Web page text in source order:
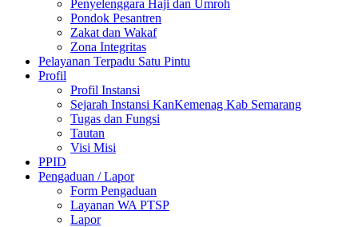
Penyelenggara Haji dan Umroh
Pondok Pesantren
Zakat dan Wakaf
Zona Integritas
Pelayanan Terpadu Satu Pintu
Profil
Profil Instansi
Sejarah Instansi KanKemenag Kab Semarang
Tugas dan Fungsi
Tautan
Visi Misi
PPID
Pengaduan / Lapor
Form Pengaduan
Layanan WA PTSP
Lapor